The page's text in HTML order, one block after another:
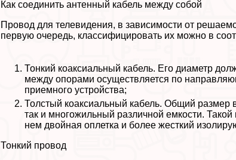
Как соединить антенный кабель между собой
Провод для телевидения, в зависимости от
первую очередь, классифицировать их можно в
Тонкий коаксиальный кабель. Его диаметр
между опорами осуществляется по
приемного устройства;
Толстый коаксиальный кабель. Общий размер
так и многожильный различной емкости.
нем двойная оплетка и более жесткий
Тонкий провод